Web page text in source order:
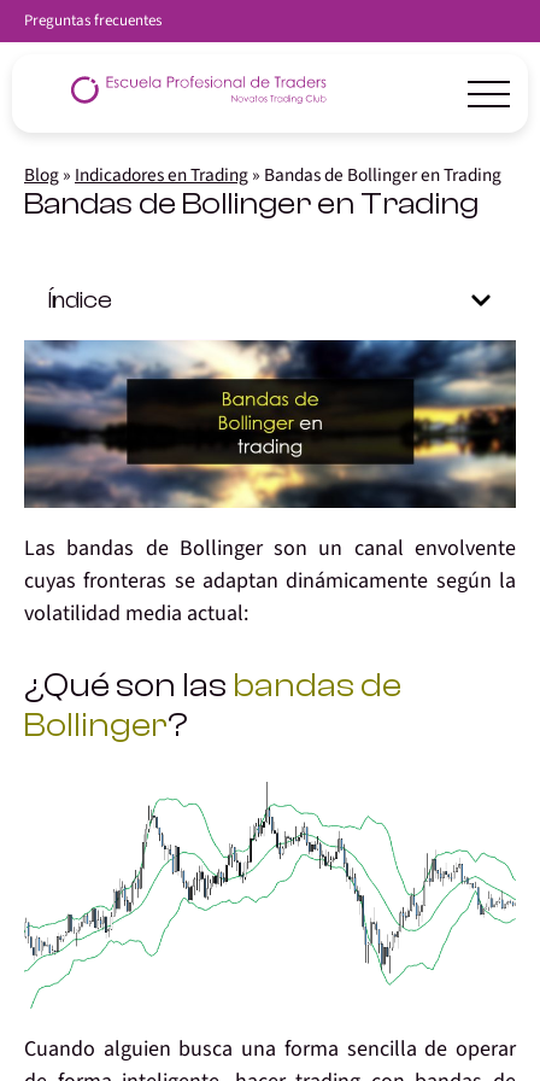
Preguntas frecuentes
Blog» Indicadores en Trading» Bandas de Bollinger en Trading
Bandas de Bollinger en Trading
Índice
Las bandas de Bollingerson un canal envolvente
cuyas fronteras se adaptan dinámicamente según la
volatilidad media actual:
¿Qué son las bandas de
Bollinger?
Cuando alguien busca una forma sencilla de operar